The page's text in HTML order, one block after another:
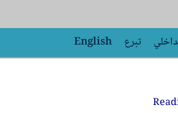
تبرع English